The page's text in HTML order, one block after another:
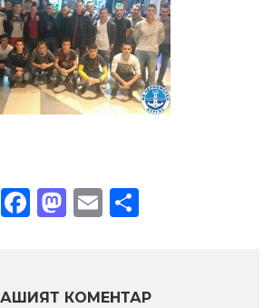
Facebook
Mastodon
Email
КОМЕНТАР